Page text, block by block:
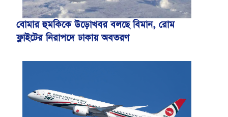
বোমার হুমকিকে উড়োখবর বলছে বিমান, রোম
ফ্লাইটের নিরাপদে ঢাকায় অবতরণ